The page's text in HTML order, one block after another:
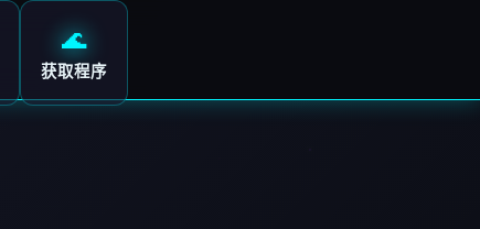
🌊
获取程序